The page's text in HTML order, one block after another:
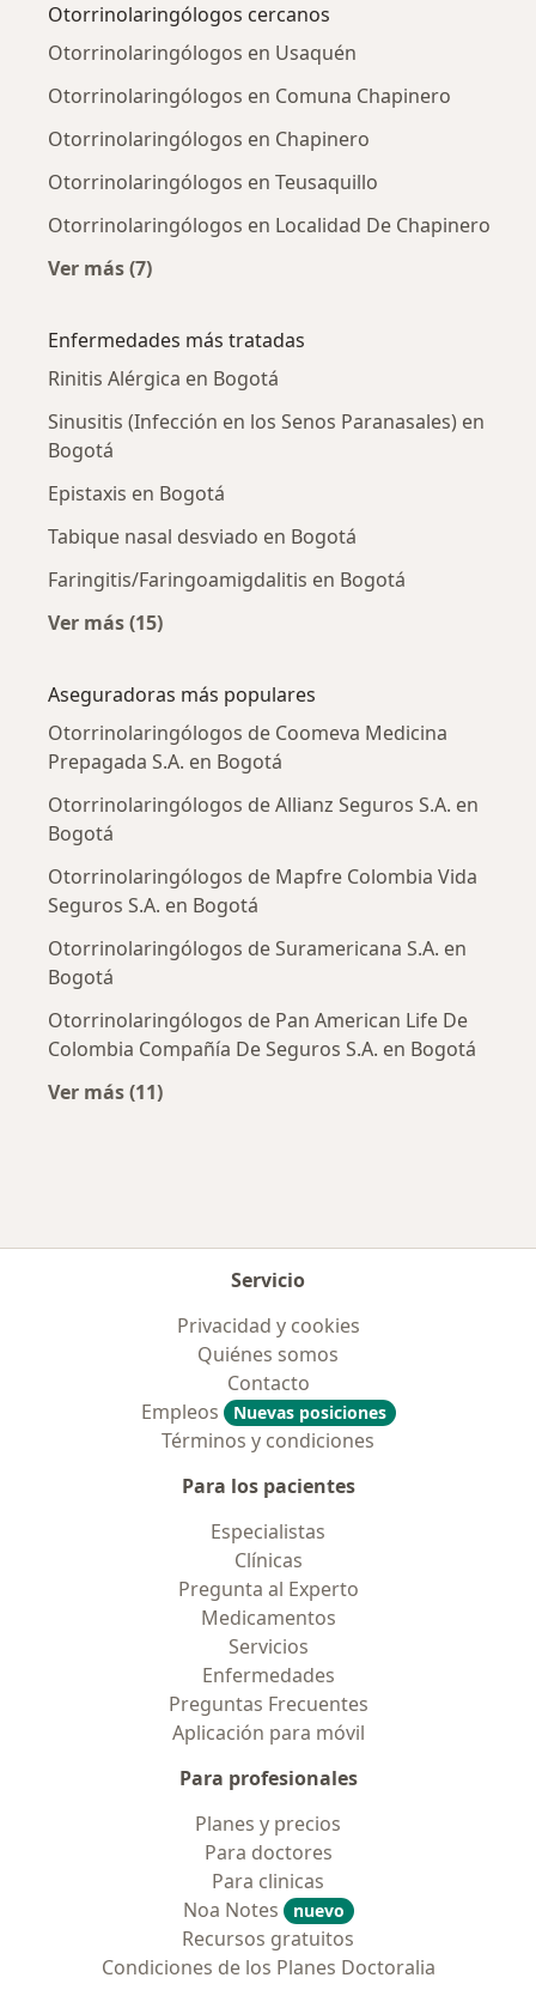
Otorrinolaringólogos cercanos
Otorrinolaringólogos en Usaquén
Otorrinolaringólogos en Comuna Chapinero
Otorrinolaringólogos en Chapinero
Otorrinolaringólogos en Teusaquillo
Otorrinolaringólogos en Localidad De Chapinero
Ver más (7)
Enfermedades más tratadas
Rinitis Alérgica en Bogotá
Sinusitis (Infección en los Senos Paranasales) en
Bogotá
Epistaxis en Bogotá
Tabique nasal desviado en Bogotá
Faringitis/Faringoamigdalitis en Bogotá
Ver más (15)
Aseguradoras más populares
Otorrinolaringólogos de Coomeva Medicina
Prepagada S.A. en Bogotá
Otorrinolaringólogos de Allianz Seguros S.A. en
Bogotá
Otorrinolaringólogos de Mapfre Colombia Vida
Seguros S.A. en Bogotá
Otorrinolaringólogos de Suramericana S.A. en
Bogotá
Otorrinolaringólogos de Pan American Life De
Colombia Compañía De Seguros S.A. en Bogotá
Ver más (11)
Servicio
Privacidad y cookies
Quiénes somos
Contacto
Empleos
Nuevas posiciones
Términos y condiciones
Para los pacientes
Especialistas
Clínicas
Pregunta al Experto
Medicamentos
Servicios
Enfermedades
Preguntas Frecuentes
Aplicación para móvil
Para profesionales
Planes y precios
Para doctores
Para clinicas
Noa Notes
nuevo
Recursos gratuitos
Condiciones de los Planes Doctoralia